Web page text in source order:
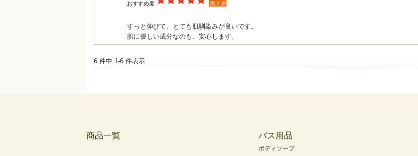
おすすめ度 購入者
すっと伸びて、とても肌馴染みが良いです。
肌に優しい成分なのも、安心します。
6 件中 1-6 件表示
商品一覧 バス用品
ボディソープ